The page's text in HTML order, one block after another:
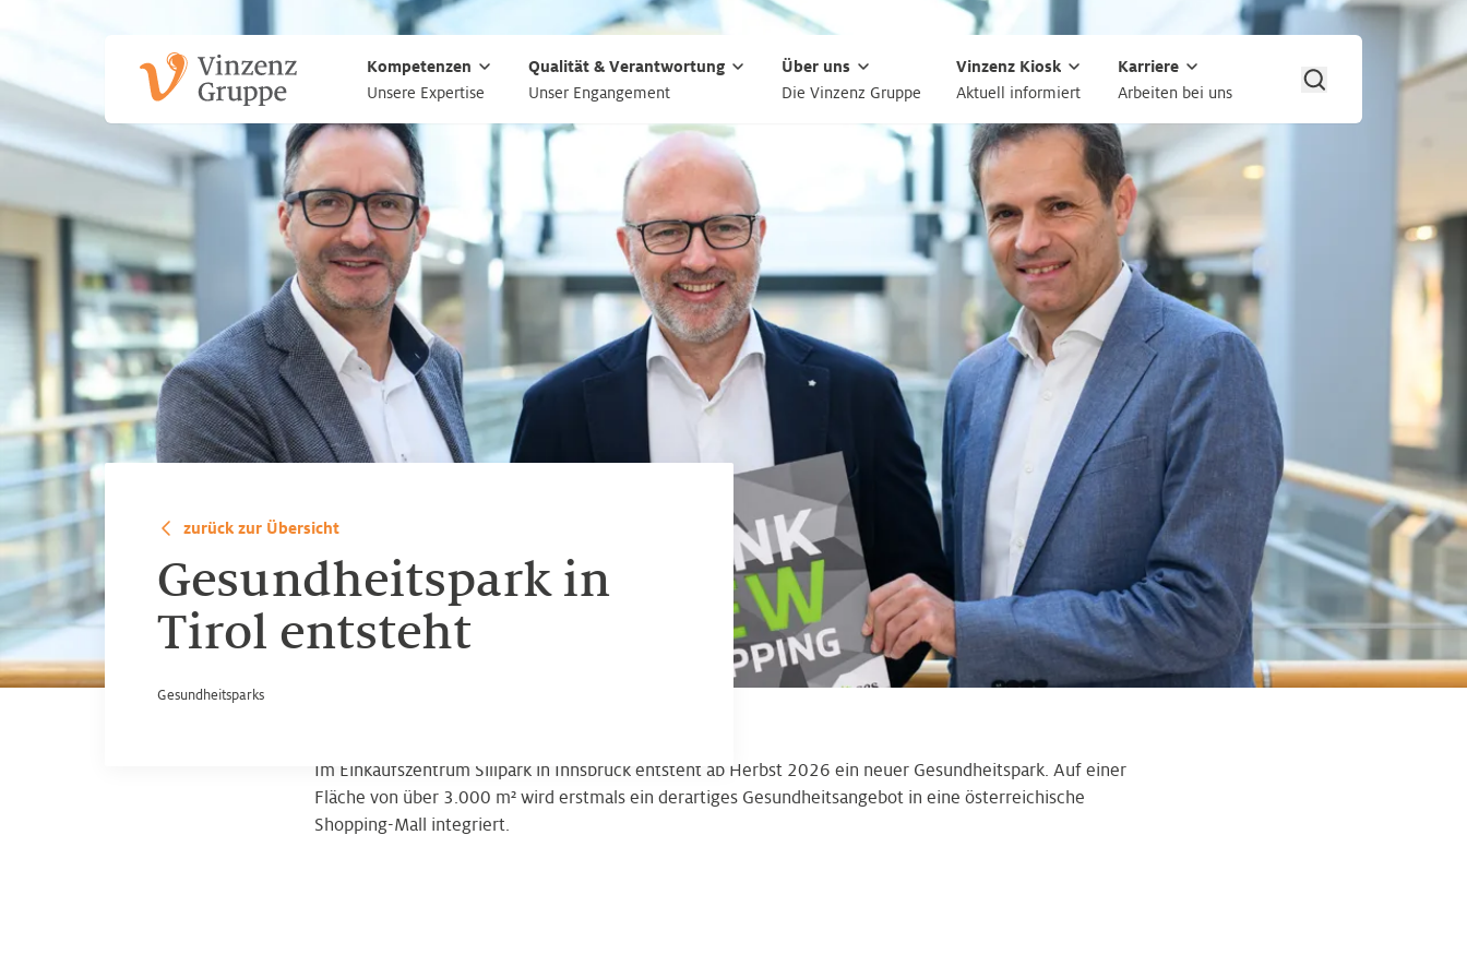
Kompetenzen
Unsere Expertise
Qualität & Verantwortung
Unser Engangement
Über uns
Die Vinzenz Gruppe
Vinzenz Kiosk
Aktuell informiert
Karriere
Arbeiten bei uns
zurück zur Übersicht
Gesundheitspark in
Tirol entsteht
Gesundheitsparks
Im Einkaufszentrum Sillpark in Innsbruck entsteht ab Herbst 2026 ein neuer Gesundheitspark. Auf einer
Fläche von über 3.000 m² wird erstmals ein derartiges Gesundheitsangebot in eine österreichische
Shopping-Mall integriert.